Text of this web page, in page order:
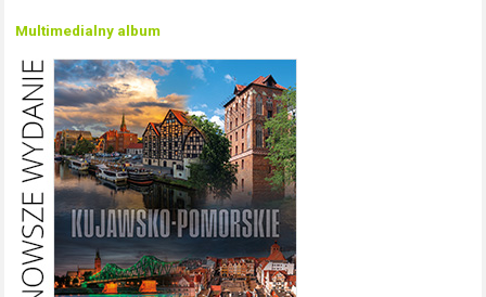
Multimedialny album